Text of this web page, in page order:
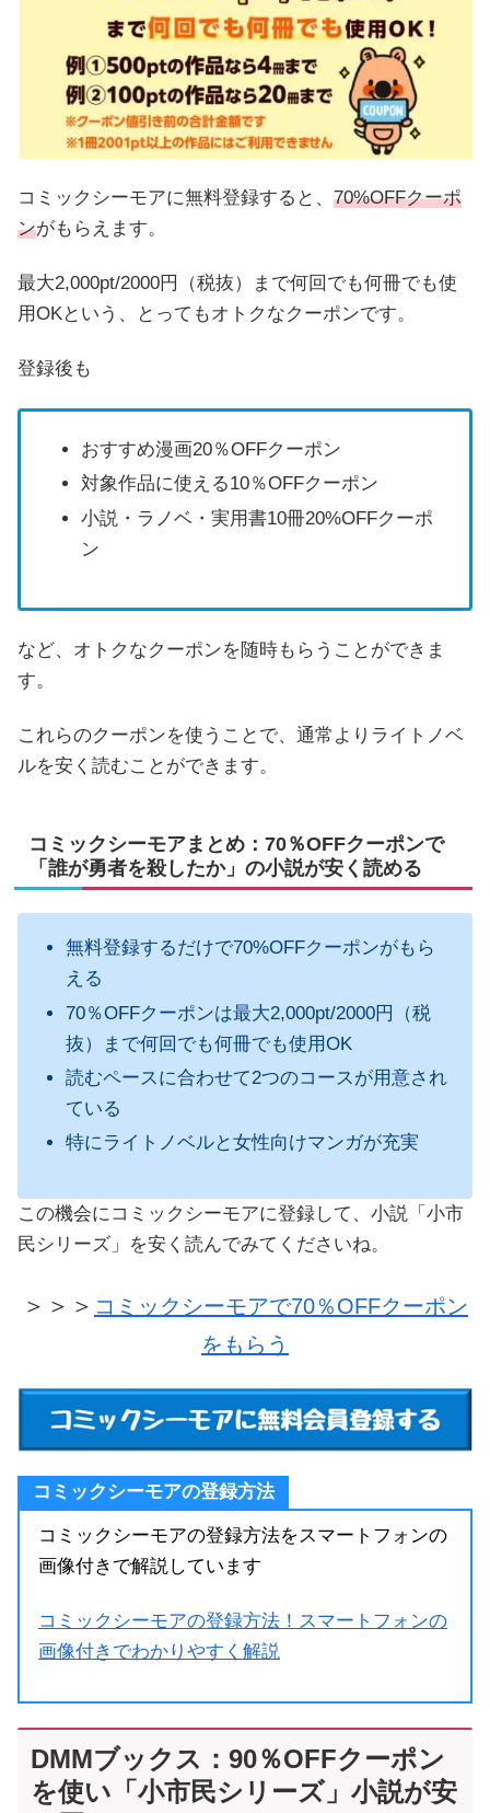
コミックシーモアに無料登録すると、 70%OFFクーポ
ンがもらえます。
最大2,000pt/2000円（税抜）まで何回でも何冊でも使
用OKという、とってもオトクなクーポンです。
登録後も
おすすめ漫画20％OFFクーポン
対象作品に使える10％OFFクーポン
小説・ラノベ・実用書10冊20%OFFクーポ
ン
など、オトクなクーポンを随時もらうことができま
す。
これらのクーポンを使うことで、通常よりライトノベ
ルを安く読むことができます。
コミックシーモアまとめ：70％OFFクーポンで
「誰が勇者を殺したか」の小説が安く読める
無料登録するだけで70%OFFクーポンがもら
える
70％OFFクーポンは最大2,000pt/2000円（税
抜）まで何回でも何冊でも使用OK
読むペースに合わせて2つのコースが用意され
ている
特にライトノベルと女性向けマンガが充実
この機会にコミックシーモアに登録して、小説「小市
民シリーズ」を安く読んでみてくださいね。
＞＞＞ コミックシーモアで70％OFFクーポン
をもらう
コミックシーモアの登録方法
コミックシーモアの登録方法をスマートフォンの
画像付きで解説しています
コミックシーモアの登録方法！スマートフォンの
画像付きでわかりやすく解説
DMMブックス：90％OFFクーポン
を使い「小市民シリーズ」小説が安